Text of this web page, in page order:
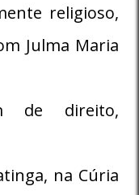
religioso,
Julma Maria
de direito,
na Cúria